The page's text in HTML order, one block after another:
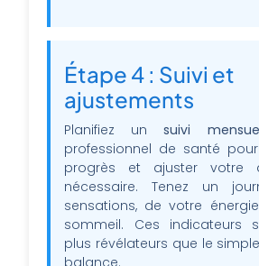
Étape 4 : Suivi et
ajustements
Planifiez unsuivi
professionnel de santé
progrès et ajuster votre
nécessaire. Tenez un
sensations, de votre
sommeil. Ces indicateurs
plus révélateurs que le
balance.